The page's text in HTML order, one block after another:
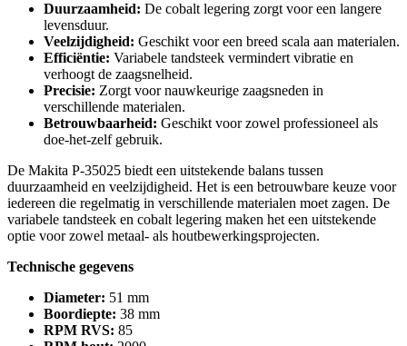
Duurzaamheid: De cobalt legering zorgt voor een langere
levensduur.
Veelzijdigheid: Geschikt voor een breed scala aan materialen.
Efficiëntie: Variabele tandsteek vermindert vibratie en
verhoogt de zaagsnelheid.
Precisie: Zorgt voor nauwkeurige zaagsneden in
verschillende materialen.
Betrouwbaarheid: Geschikt voor zowel professioneel als
doe-het-zelf gebruik.
De Makita P-35025 biedt een uitstekende balans tussen
duurzaamheid en veelzijdigheid. Het is een betrouwbare keuze voor
iedereen die regelmatig in verschillende materialen moet zagen. De
variabele tandsteek en cobalt legering maken het een uitstekende
optie voor zowel metaal- als houtbewerkingsprojecten.
Technische gegevens
Diameter: 51 mm
Boordiepte: 38 mm
RPM RVS: 85